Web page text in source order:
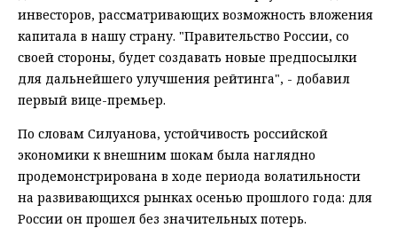
инвесторов, рассматривающих возможность вложения
капитала в нашу страну. "Правительство России, со
своей стороны, будет создавать новые предпосылки
для дальнейшего улучшения рейтинга", - добавил
первый вице-премьер.
По словам Силуанова, устойчивость российской
экономики к внешним шокам была наглядно
продемонстрирована в ходе периода волатильности
на развивающихся рынках осенью прошлого года: для
России он прошел без значительных потерь.